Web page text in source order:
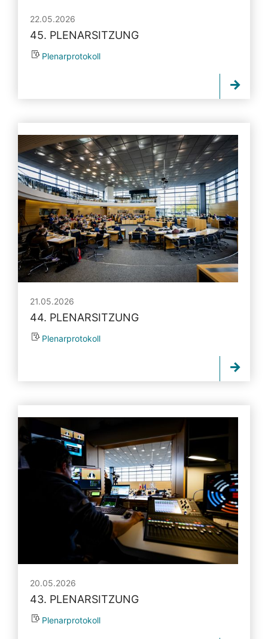
22.05.2026
45. PLENARSITZUNG
Plenarprotokoll
21.05.2026
44. PLENARSITZUNG
Plenarprotokoll
20.05.2026
43. PLENARSITZUNG
Plenarprotokoll